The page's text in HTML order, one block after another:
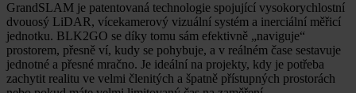
GrandSLAM je patentovaná technologie spojující vysokorychlostní
dvouosý LiDAR, vícekamerový vizuální systém a inerciální měřicí
jednotku. BLK2GO se díky tomu sám efektivně „naviguje“
prostorem, přesně ví, kudy se pohybuje, a v reálném čase sestavuje
jednotné a přesné mračno. Je ideální na projekty, kdy je potřeba
zachytit realitu ve velmi členitých a špatně přístupných prostorách